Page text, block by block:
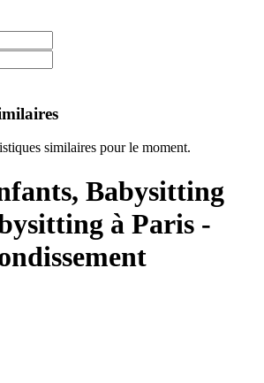
similaires pour le moment.
Babysitting
à Paris -